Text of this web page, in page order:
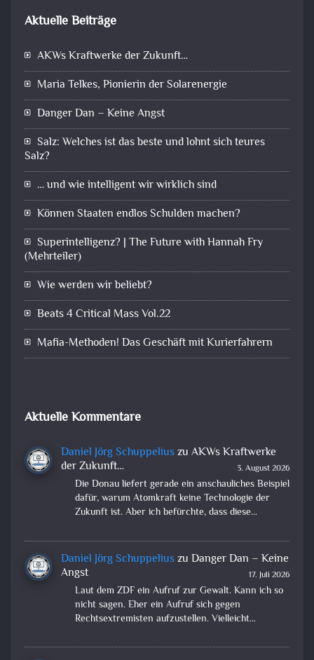
Aktuelle Beiträge
AKWs Kraftwerke der Zukunft…
Maria Telkes, Pionierin der Solarenergie
Danger Dan – Keine Angst
Salz: Welches ist das beste und lohnt sich teures
Salz?
… und wie intelligent wir wirklich sind
Können Staaten endlos Schulden machen?
Superintelligenz? | The Future with Hannah Fry
(Mehrteiler)
Wie werden wir beliebt?
Beats 4 Critical Mass Vol.22
Mafia-Methoden! Das Geschäft mit Kurierfahrern
Aktuelle Kommentare
Daniel Jörg Schuppeliuszu AKWs Kraftwerke
der Zukunft…
3. August 2026
Die Donau liefert gerade ein anschauliches Beispiel
dafür, warum Atomkraft keine Technologie der
Zukunft ist. Aber ich befürchte, dass diese…
Daniel Jörg Schuppeliuszu Danger Dan – Keine
Angst
17. Juli 2026
Laut dem ZDF ein Aufruf zur Gewalt. Kann ich so
nicht sagen. Eher ein Aufruf sich gegen
Rechtsextremisten aufzustellen. Vielleicht…